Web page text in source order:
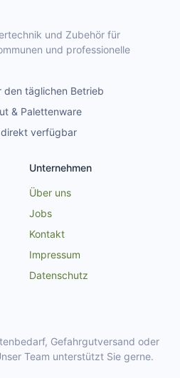
und Zubehör für
und professionelle
den täglichen Betrieb
& Palettenware
verfügbar
Unternehmen
Über uns
Jobs
Kontakt
Impressum
Datenschutz
Gefahrgutversand oder
Team unterstützt Sie gerne.